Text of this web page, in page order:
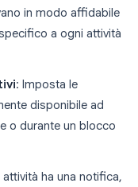
in modo affidabile
a ogni attività
: Imposta le
disponibile ad
o durante un blocco
attività ha una notifica,